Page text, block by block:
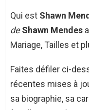
Qui est Shawn
deShawn Mendes
Mariage, Tailles et
Faites défiler ci-
récentes mises à
sa biographie, sa